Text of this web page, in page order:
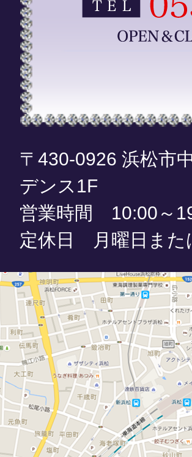
〒430-0926 浜松市
デンス1F
営業時間 10:00～
定休日 月曜日また